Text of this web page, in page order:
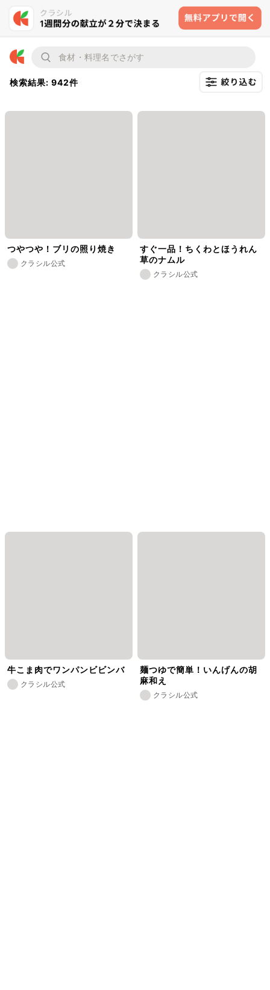
検索結果: 942件
つやつや！ブリの照り焼き
クラシル公式
すぐ一品！ちくわとほうれん
草のナムル
クラシル公式
牛こま肉でワンパンビビンバ
クラシル公式
麺つゆで簡単！いんげんの胡
麻和え
クラシル公式